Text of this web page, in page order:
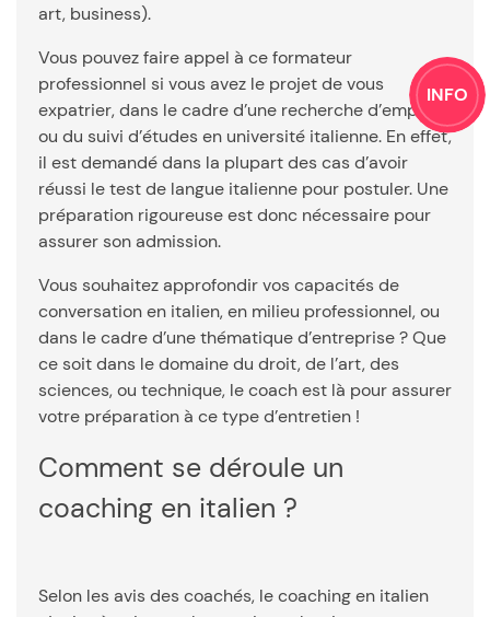
art, business).
Vous pouvez faire appel à ce formateur
professionnel si vous avez le projet de vous
expatrier, dans le cadre d’une recherche d’emploi
ou du suivi d’études en université italienne. En effet,
il est demandé dans la plupart des cas d’avoir
réussi le test de langue italienne pour postuler. Une
préparation rigoureuse est donc nécessaire pour
assurer son admission.
Vous souhaitez approfondir vos capacités de
conversation en italien, en milieu professionnel, ou
dans le cadre d’une thématique d’entreprise ? Que
ce soit dans le domaine du droit, de l’art, des
sciences, ou technique, le coach est là pour assurer
votre préparation à ce type d’entretien !
Comment se déroule un
coaching en italien ?
Selon les avis des coachés, le coaching en italien
INFO